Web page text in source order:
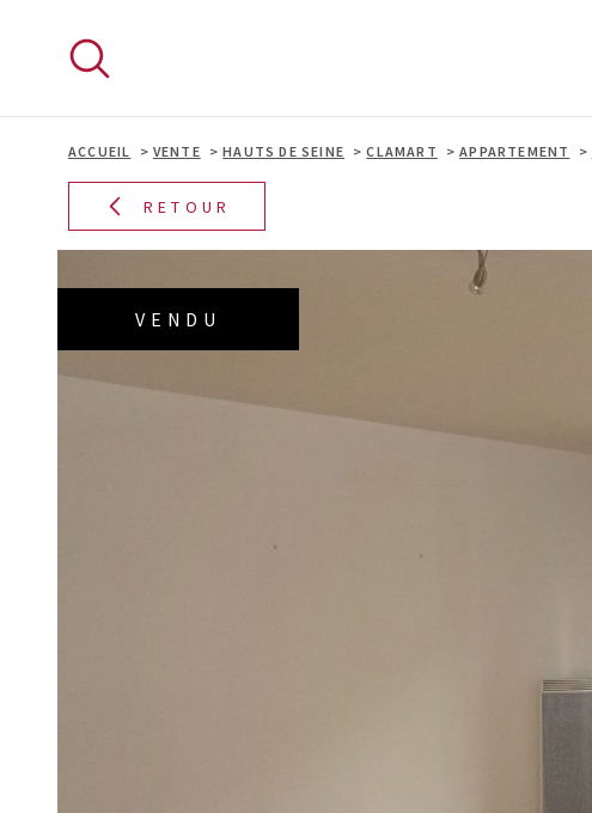
ACCUEIL VENTE HAUTS DE SEINE CLAMART APPARTEMENT
RETOUR
VENDU